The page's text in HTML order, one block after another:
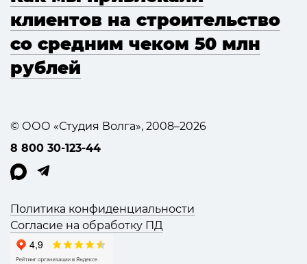
клиентов на строительство
со средним чеком 50 млн
рублей
© ООО «Студия Волга», 2008–2026
8 800 30-123-44
Политика конфиденциальности
Согласие на обработку ПД